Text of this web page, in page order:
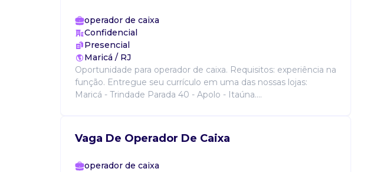
operador de caixa
Confidencial
Presencial
Maricá / RJ
Oportunidade para operador de caixa. Requisitos: experiência na
função. Entregue seu currículo em uma das nossas lojas:
Maricá - Trindade Parada 40 - Apolo - Itaúna....
Vaga De Operador De Caixa
operador de caixa